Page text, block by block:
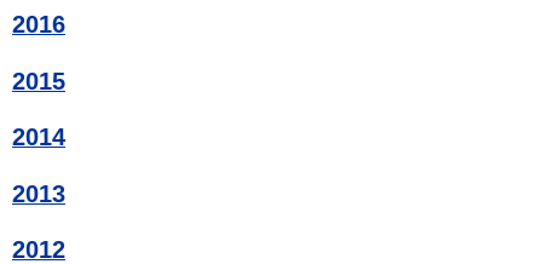
2016
2015
2014
2013
2012